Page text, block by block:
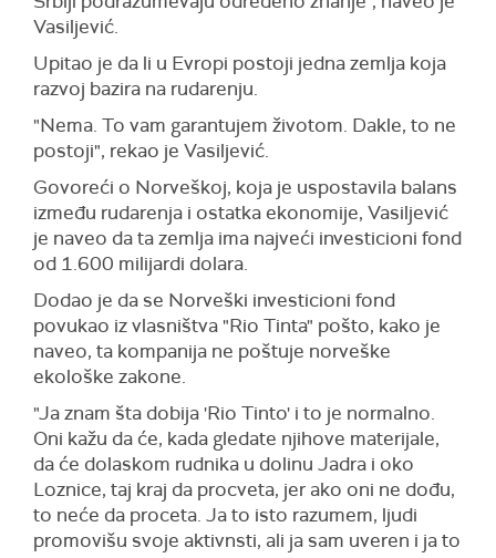
Vasiljević.
Upitao je da li u Evropi postoji jedna zemlja koja
razvoj bazira na rudarenju.
"Nema. To vam garantujem životom. Dakle, to ne
postoji", rekao je Vasiljević.
Govoreći o Norveškoj, koja je uspostavila balans
između rudarenja i ostatka ekonomije, Vasiljević
je naveo da ta zemlja ima najveći investicioni fond
od 1.600 milijardi dolara.
Dodao je da se Norveški investicioni fond
povukao iz vlasništva "Rio Tinta" pošto, kako je
naveo, ta kompanija ne poštuje norveške
ekološke zakone.
"Ja znam šta dobija 'Rio Tinto' i to je normalno.
Oni kažu da će, kada gledate njihove materijale,
da će dolaskom rudnika u dolinu Jadra i oko
Loznice, taj kraj da procveta, jer ako oni ne dođu,
to neće da proceta. Ja to isto razumem, ljudi
promovišu svoje aktivnsti, ali ja sam uveren i ja to